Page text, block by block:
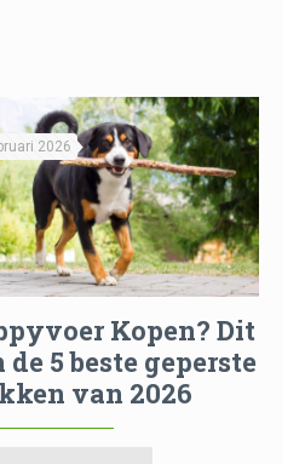
2026
Kopen? Dit
5 beste geperste
van 2026